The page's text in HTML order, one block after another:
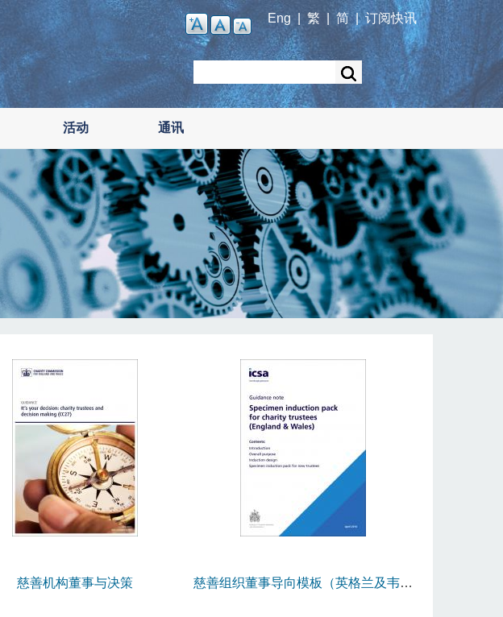
Eng 繁 简| 订阅快讯
活动 通讯
慈善机构董事与决策
慈善组织董事导向模板（英格兰及韦尔